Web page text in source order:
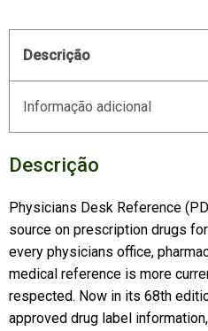
Descrição
Informação adicional
Descrição
Physicians Desk Reference
source on prescription drugs
every physicians office,
medical reference is more
respected. Now in its 68th
approved drug label